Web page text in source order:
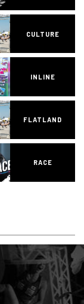
CULTURE
INLINE
FLATLAND
RACE